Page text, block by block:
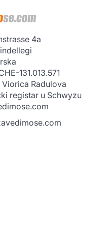
4a
131.013.571
Radulova
registar u Schwyzu